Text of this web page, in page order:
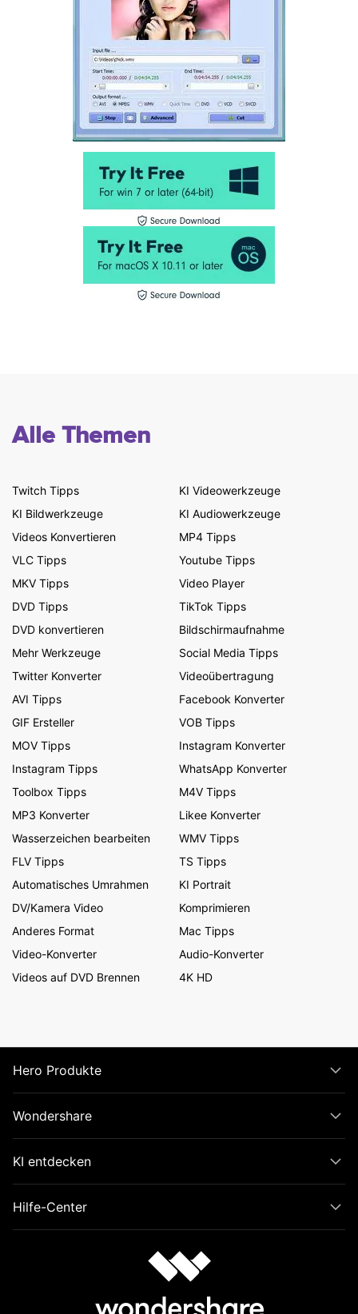
Alle Themen
Twitch Tipps
KI Videowerkzeuge
KI Bildwerkzeuge
KI Audiowerkzeuge
Videos Konvertieren
MP4 Tipps
VLC Tipps
Youtube Tipps
MKV Tipps
Video Player
DVD Tipps
TikTok Tipps
DVD konvertieren
Bildschirmaufnahme
Mehr Werkzeuge
Social Media Tipps
Twitter Konverter
Videoübertragung
AVI Tipps
Facebook Konverter
GIF Ersteller
VOB Tipps
MOV Tipps
Instagram Konverter
Instagram Tipps
WhatsApp Konverter
Toolbox Tipps
M4V Tipps
MP3 Konverter
Likee Konverter
Wasserzeichen bearbeiten
WMV Tipps
FLV Tipps
TS Tipps
Automatisches Umrahmen
KI Portrait
DV/Kamera Video
Komprimieren
Anderes Format
Mac Tipps
Video-Konverter
Audio-Konverter
Videos auf DVD Brennen
4K HD
Hero Produkte
Wondershare
KI entdecken
Hilfe-Center